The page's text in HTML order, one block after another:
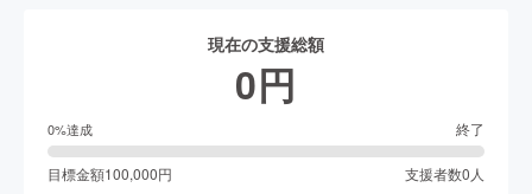
現在の支援総額
0円
0%達成 終了
目標金額100,000円 支援者数0 人